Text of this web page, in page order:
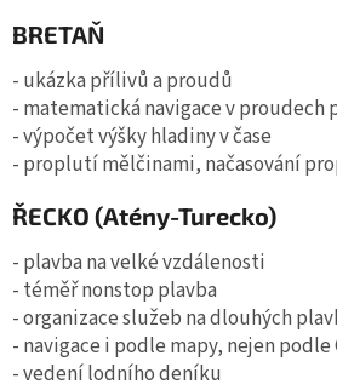
BRETAŇ
- ukázka přílivů a proudů
- matematická navigace v proudech
- výpočet výšky hladiny v čase
- proplutí mělčinami, načasování
ŘECKO (Atény-Turecko)
- plavba na velké vzdálenosti
- téměř nonstop plavba
- organizace služeb na dlouhých
- navigace i podle mapy, nejen podle
- vedení lodního deníku